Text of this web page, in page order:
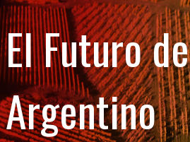
El Futuro
Argentino